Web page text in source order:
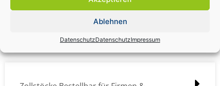
Ablehnen
DatenschutzDatenschutzImpressum
Zollstock Druckdatencheck / Profidatencheck